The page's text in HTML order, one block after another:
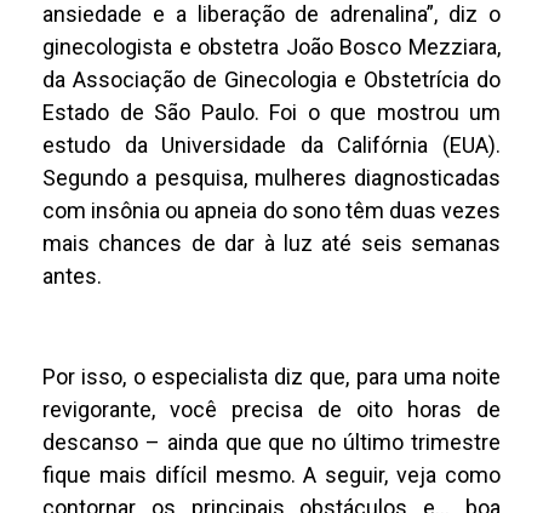
ansiedade e a liberação de adrenalina”, diz o
ginecologista e obstetra João Bosco Mezziara,
da Associação de Ginecologia e Obstetrícia do
Estado de São Paulo. Foi o que mostrou um
estudo da Universidade da Califórnia (EUA).
Segundo a pesquisa, mulheres diagnosticadas
com insônia ou apneia do sono têm duas vezes
mais chances de dar à luz até seis semanas
antes.
Por isso, o especialista diz que, para uma noite
revigorante, você precisa de oito horas de
descanso – ainda que que no último trimestre
fique mais difícil mesmo. A seguir, veja como
contornar os principais obstáculos e… boa